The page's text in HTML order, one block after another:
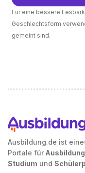
Für eine bessere
Geschlechtsform
gemeint sind.
Ausbildung.de ist
Portale für
Studium und